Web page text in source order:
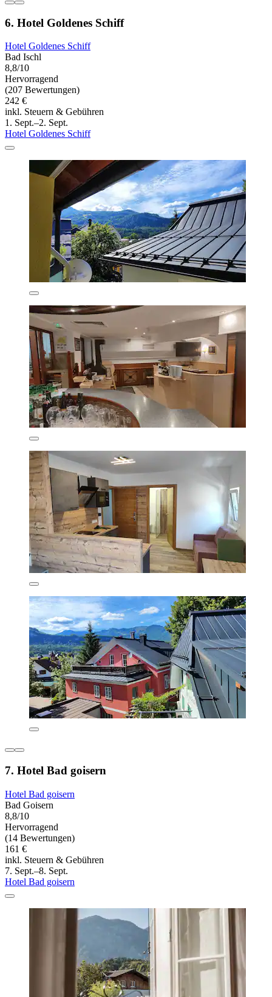
6. Hotel Goldenes Schiff
Hotel Goldenes Schiff
Bad Ischl
8,8/10
Hervorragend
(207 Bewertungen)
242 €
inkl. Steuern & Gebühren
1. Sept.–2. Sept.
Hotel Goldenes Schiff
7. Hotel Bad goisern
Hotel Bad goisern
Bad Goisern
8,8/10
Hervorragend
(14 Bewertungen)
161 €
inkl. Steuern & Gebühren
7. Sept.–8. Sept.
Hotel Bad goisern